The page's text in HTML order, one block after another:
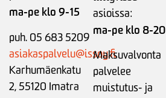
ma-pe klo 9-15
puh. 05 683 5209
asiakaspalvelu@issoy.fi
Karhumäenkatu
2, 55120 Imatra
asioissa:
ma-pe klo 8-20
Maksuvalvonta
palvelee
muistutus- ja